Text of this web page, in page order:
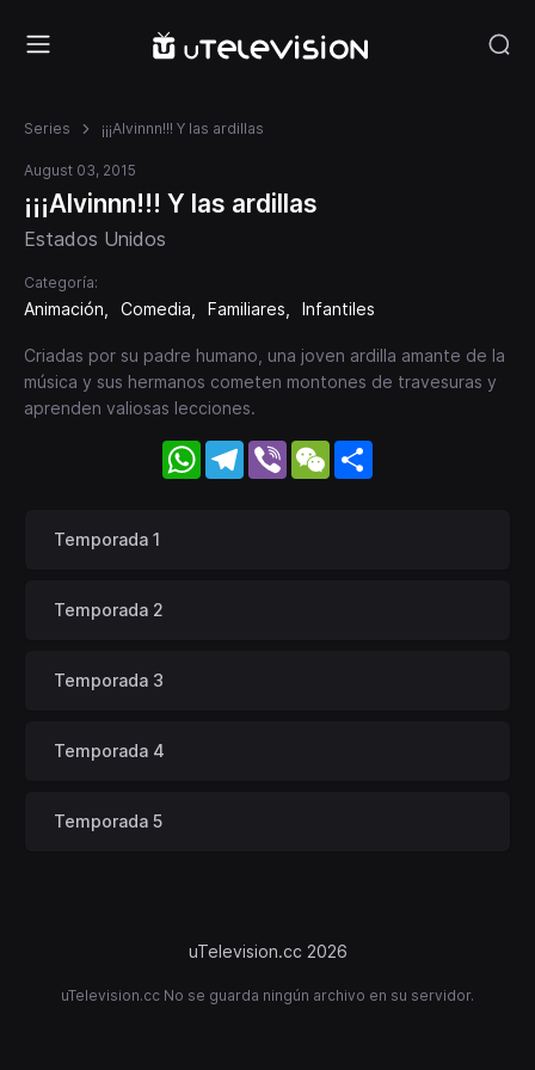
Series ¡¡¡Alvinnn!!! Y las ardillas
August 03, 2015
¡¡¡Alvinnn!!! Y las ardillas
Estados Unidos
Categoría:
Animación Comedia Familiares Infantiles
Criadas por su padre humano, una joven ardilla amante de la
música y sus hermanos cometen montones de travesuras y
aprenden valiosas lecciones.
WhatsApp
Telegram
Viber WeChat
Temporada 1
Temporada 2
Temporada 3
Temporada 4
Temporada 5
uTelevision.cc 2026
uTelevision.cc No se guarda ningún archivo en su servidor.